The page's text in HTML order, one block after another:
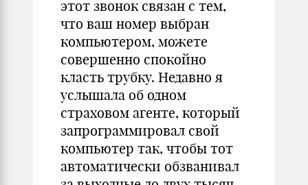
этот звонок связан с тем,
что ваш номер выбран
компьютером, можете
совершенно спокойно
класть трубку. Недавно я
услышала об одном
страховом агенте, который
запрограммировал свой
компьютер так, чтобы тот
автоматически обзванивал